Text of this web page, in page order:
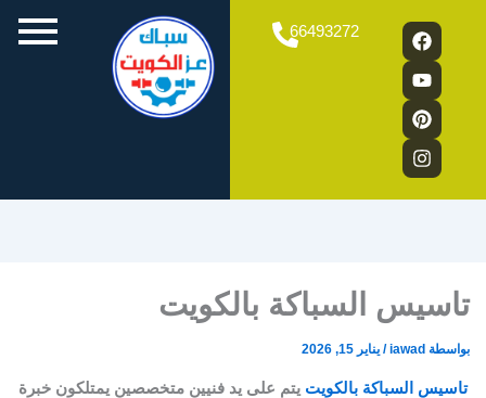
F
a
c
e
b
o
o
k
Y
o
u
t
u
b
e
P
i
n
t
e
r
e
s
I
n
s
t
a
g
r
a
66493272
تاسيس السباكة بالكويت
بواسطة iawad
/ يناير 15, 2026
تاسيس السباكة بالكويت يتم على يد فنيين متخصصين يمتلكون خبرة
سباك
صحي
مجاري
فلاتر
غسالات
شورات